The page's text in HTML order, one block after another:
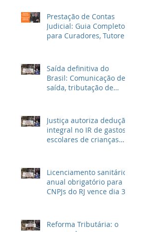
Prestação de Contas
Judicial: Guia Completo
para Curadores, Tutores
Saída definitiva do
Brasil: Comunicação de
saída, tributação de
Justiça autoriza dedução
integral no IR de gastos
escolares de crianças
Licenciamento sanitário
anual obrigatório para
CNPJs do RJ vence dia 30
Reforma Tributária: o